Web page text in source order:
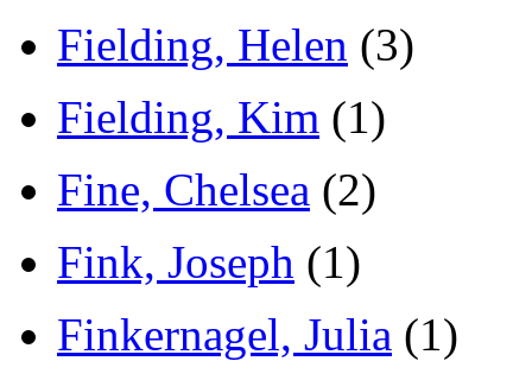
Fielding, Helen (3)
Fielding, Kim (1)
Fine, Chelsea (2)
Fink, Joseph (1)
Finkernagel, Julia (1)